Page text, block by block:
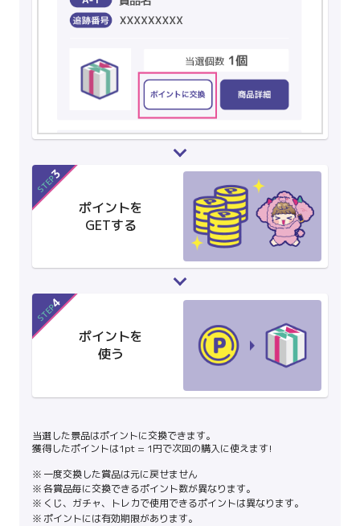
STEP3
ポイントを
GETする
STEP4
ポイントを
使う
当選した景品はポイントに交換できます。
獲得したポイントは1pt = 1円で次回の購入に使えます!
一度交換した賞品は元に戻せません
各賞品毎に交換できるポイント数が異なります。
くじ、ガチャ、トレカで使用できるポイントは異なります。
ポイントには有効期限があります。